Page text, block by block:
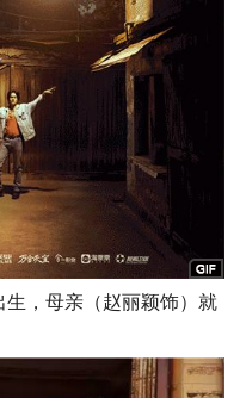
，母亲（赵丽颖饰）就